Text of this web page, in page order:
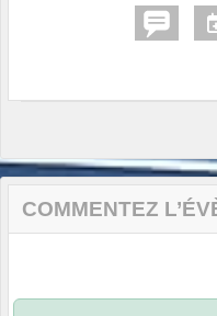
COMMENTEZ